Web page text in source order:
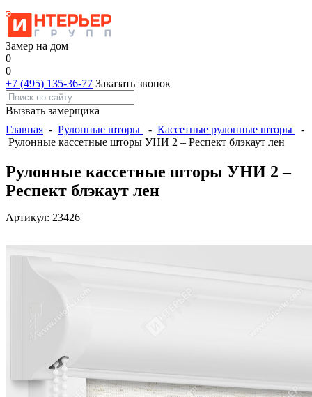
Замер на дом
0
0
+7 (495) 135-36-77 Заказать звонок
Вызвать замерщика
Главная - Рулонные шторы - Кассетные рулонные шторы
-
Рулонные кассетные шторы УНИ 2 – Респект блэкаут лен
Рулонные кассетные шторы УНИ 2 –
Респект блэкаут лен
Артикул: 23426